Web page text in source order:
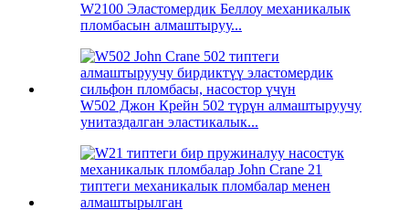
W2100 Эластомердик Беллоу механикалык
пломбасын алмаштыруу...
W502 Джон Крейн 502 түрүн алмаштыруучу
унитаздалган эластикалык...